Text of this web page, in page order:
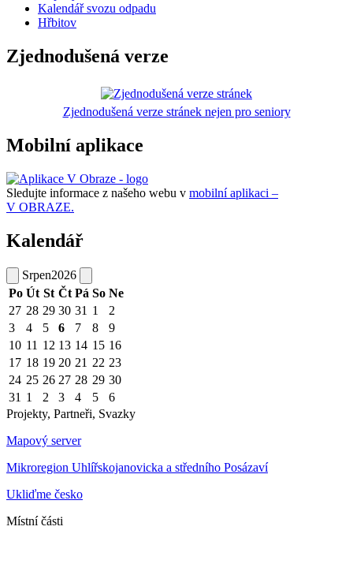
Kalendář svozu odpadu
Hřbitov
Zjednodušená verze
Zjednodušená verze stránek nejen pro seniory
Mobilní aplikace
Sledujte informace z našeho webu v mobilní aplikaci –
V OBRAZE.
Kalendář
Srpen2026
Po Út St Čt Pá So Ne
27 28 29 30 31 1
2
3
4 5 6 7 8
9
10 11 12 13 14 15 16
17 18 19 20 21 22 23
24 25 26 27 28 29 30
31 1 2 3 4 5
6
Projekty, Partneři, Svazky
Mapový server
Mikroregion Uhlířskojanovicka a středního Posázaví
Ukliďme česko
Místní části